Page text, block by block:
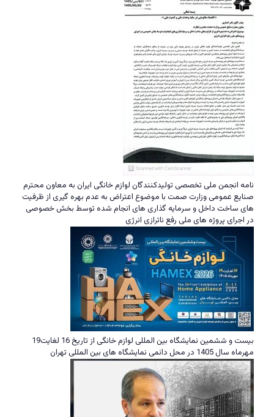
نامه انجمن ملی تخصصی تولیدکنندگان لوازم خانگی ایران به معاون محترم
صنایع عمومی وزارت صمت با موضوع اعتراض به عدم بهره گیری از ظرفیت
های ساخت داخل و سرمایه گذاری های انجام شده توسط بخش خصوصی
در اجرای پروژه های ملی رفع ناترازی انرژی
بیست و ششمین نمایشگاه بین المللی لوازم خانگی از تاریخ 16 لغایت19
مهرماه سال 1405 در محل دائمی نمایشگاه های بین المللی تهران